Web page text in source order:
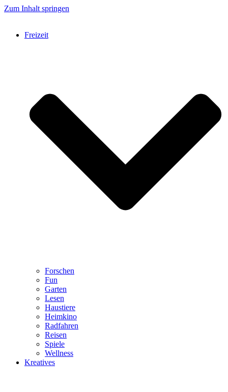
Zum Inhalt springen
Freizeit
Forschen
Fun
Garten
Lesen
Haustiere
Heimkino
Radfahren
Reisen
Spiele
Wellness
Kreatives